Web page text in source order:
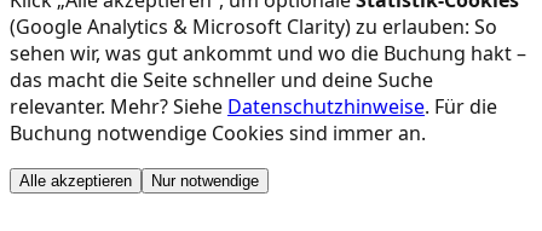
(Google Analytics & Microsoft Clarity) zu erlauben: So
sehen wir, was gut ankommt und wo die Buchung hakt –
das macht die Seite schneller und deine Suche
relevanter. Mehr? Siehe Datenschutzhinweise. Für die
Buchung notwendige Cookies sind immer an.
Alle akzeptieren Nur notwendige